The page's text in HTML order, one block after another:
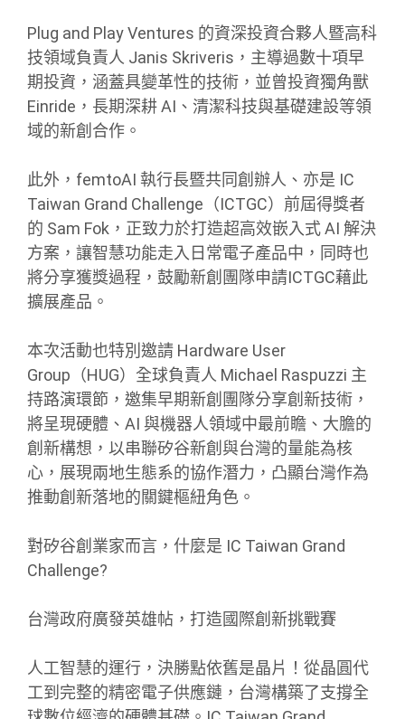
Plug and Play Ventures 的資深投資合夥人暨高科
技領域負責人 Janis Skriveris，主導過數十項早
期投資，涵蓋具變革性的技術，並曾投資獨角獸
Einride，長期深耕 AI、清潔科技與基礎建設等領
域的新創合作。
此外，femtoAI 執行長暨共同創辦人、亦是 IC
Taiwan Grand Challenge（ICTGC）前屆得獎者
的 Sam Fok，正致力於打造超高效嵌入式 AI 解決
方案，讓智慧功能走入日常電子產品中，同時也
將分享獲獎過程，鼓勵新創團隊申請ICTGC藉此
擴展產品。
本次活動也特別邀請 Hardware User
Group（HUG）全球負責人 Michael Raspuzzi 主
持路演環節，邀集早期新創團隊分享創新技術，
將呈現硬體、AI 與機器人領域中最前瞻、大膽的
創新構想，以串聯矽谷新創與台灣的量能為核
心，展現兩地生態系的協作潛力，凸顯台灣作為
推動創新落地的關鍵樞紐角色。
對矽谷創業家而言，什麼是 IC Taiwan Grand
Challenge?
台灣政府廣發英雄帖，打造國際創新挑戰賽
人工智慧的運行，決勝點依舊是晶片！從晶圓代
工到完整的精密電子供應鏈，台灣構築了支撐全